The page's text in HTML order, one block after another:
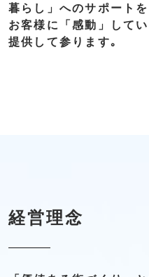
暮らし」 へのサポートを
お客様に
「感動」 して
提供して参ります｡
経営理念